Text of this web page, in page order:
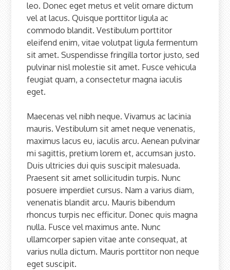
leo. Donec eget metus et velit ornare dictum
vel at lacus. Quisque porttitor ligula ac
commodo blandit. Vestibulum porttitor
eleifend enim, vitae volutpat ligula fermentum
sit amet. Suspendisse fringilla tortor justo, sed
pulvinar nisl molestie sit amet. Fusce vehicula
feugiat quam, a consectetur magna iaculis
eget.
Maecenas vel nibh neque. Vivamus ac lacinia
mauris. Vestibulum sit amet neque venenatis,
maximus lacus eu, iaculis arcu. Aenean pulvinar
mi sagittis, pretium lorem et, accumsan justo.
Duis ultricies dui quis suscipit malesuada.
Praesent sit amet sollicitudin turpis. Nunc
posuere imperdiet cursus. Nam a varius diam,
venenatis blandit arcu. Mauris bibendum
rhoncus turpis nec efficitur. Donec quis magna
nulla. Fusce vel maximus ante. Nunc
ullamcorper sapien vitae ante consequat, at
varius nulla dictum. Mauris porttitor non neque
eget suscipit.